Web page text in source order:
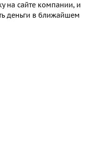
на сайте компании, и
деньги в ближайшем